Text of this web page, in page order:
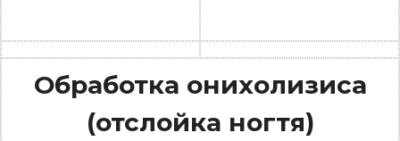
Обработка онихолизиса
(отслойка ногтя)